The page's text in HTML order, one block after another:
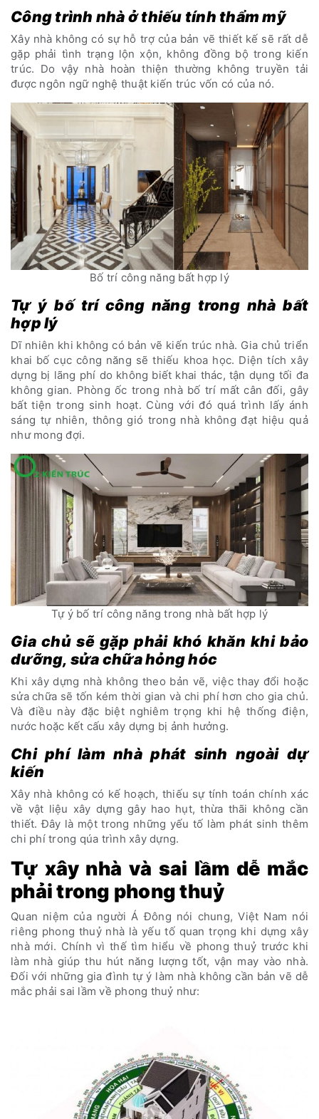
Công trình nhà ở thiếu tính thẩm mỹ
Xây nhà không có sự hỗ trợ của bản vẽ thiết kế sẽ rất dễ
gặp phải tình trạng lộn xộn, không đồng bộ trong kiến
trúc. Do vậy nhà hoàn thiện thường không truyền tải
được ngôn ngữ nghệ thuật kiến trúc vốn có của nó.
Bố trí công năng bất hợp lý
Tự ý bố trí công năng trong nhà bất
hợp lý
Dĩ nhiên khi không có bản vẽ kiến trúc nhà. Gia chủ triển
khai bố cục công năng sẽ thiếu khoa học. Diện tích xây
dựng bị lãng phí do không biết khai thác, tận dụng tối đa
không gian. Phòng ốc trong nhà bố trí mất cân đối, gây
bất tiện trong sinh hoạt. Cùng với đó quá trình lấy ánh
sáng tự nhiên, thông gió trong nhà không đạt hiệu quả
như mong đợi.
Tự ý bố trí công năng trong nhà bất hợp lý
Gia chủ sẽ gặp phải khó khăn khi bảo
dưỡng, sửa chữa hỏng hóc
Khi xây dựng nhà không theo bản vẽ, việc thay đổi hoặc
sửa chữa sẽ tốn kém thời gian và chi phí hơn cho gia chủ.
Và điều này đặc biệt nghiêm trọng khi hệ thống điện,
nước hoặc kết cấu xây dựng bị ảnh hưởng.
Chi phí làm nhà phát sinh ngoài dự
kiến
Xây nhà không có kế hoạch, thiếu sự tính toán chính xác
về vật liệu xây dựng gây hao hụt, thừa thãi không cần
thiết. Đây là một trong những yếu tố làm phát sinh thêm
chi phí trong qúa trình xây dựng.
Tự xây nhà và sai lầm dễ mắc
phải trong phong thuỷ
Quan niệm của người Á Đông nói chung, Việt Nam nói
riêng phong thuỷ nhà là yếu tố quan trọng khi dựng xây
nhà mới. Chính vì thế tìm hiểu về phong thuỷ trước khi
làm nhà giúp thu hút năng lượng tốt, vận may vào nhà.
Đối với những gia đình tự ý làm nhà không cần bản vẽ dễ
mắc phải sai lầm về phong thuỷ như: